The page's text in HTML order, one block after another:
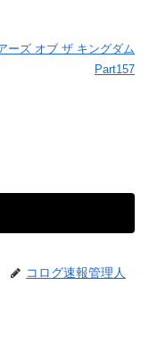
ーズ オブ ザ キングダム
Part157
コログ速報管理人